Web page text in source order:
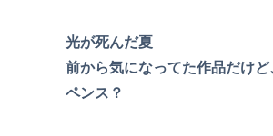
光が死んだ夏
前から気になってた作品だけ
ペンス？